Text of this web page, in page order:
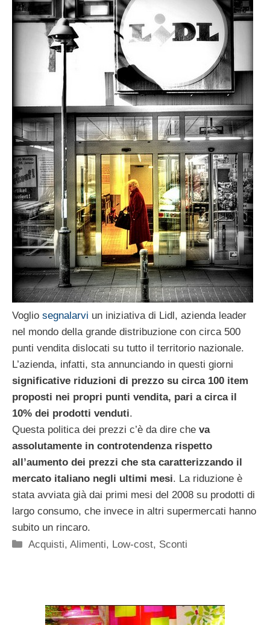
Voglio segnalarvi un iniziativa di Lidl, azienda leader
nel mondo della grande distribuzione con circa 500
punti vendita dislocati su tutto il territorio nazionale.
L’azienda, infatti, sta annunciando in questi giorni
significative riduzioni di prezzo su circa 100 item
proposti nei propri punti vendita, pari a circa il
10% dei prodotti venduti.
Questa politica dei prezzi c’è da dire che va
assolutamente in controtendenza rispetto
all’aumento dei prezzi che sta caratterizzando il
mercato italiano negli ultimi mesi. La riduzione è
stata avviata già dai primi mesi del 2008 su prodotti di
largo consumo, che invece in altri supermercati hanno
subito un rincaro.
Categorie
Acquisti,Alimenti, Low-cost, Sconti